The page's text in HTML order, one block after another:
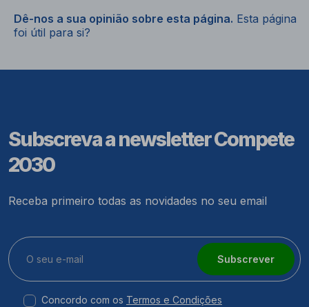
Dê-nos a sua opinião sobre esta página. Esta página
foi útil para si?
Subscreva a newsletter Compete
2030
Receba primeiro todas as novidades no seu email
Subscrever
Concordo com os Termos e Condições